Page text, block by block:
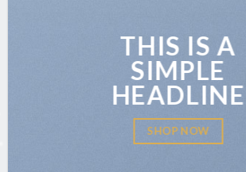
THIS IS A
SIMPLE
HEADLINE
SHOP NOW